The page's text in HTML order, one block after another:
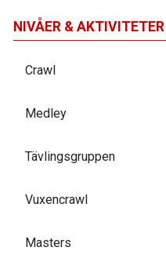
NIVÅER & AKTIVITETER
Crawl
Medley
Tävlingsgruppen
Vuxencrawl
Masters